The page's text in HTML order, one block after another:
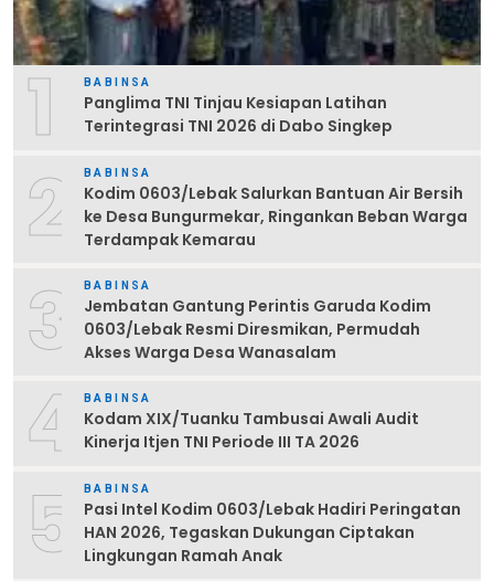
1 BABINSA
Panglima TNI Tinjau Kesiapan Latihan
Terintegrasi TNI 2026 di Dabo Singkep
2 BABINSA
Kodim 0603/Lebak Salurkan Bantuan Air Bersih
ke Desa Bungurmekar, Ringankan Beban Warga
Terdampak Kemarau
3 BABINSA
Jembatan Gantung Perintis Garuda Kodim
0603/Lebak Resmi Diresmikan, Permudah
Akses Warga Desa Wanasalam
4 BABINSA
Kodam XIX/Tuanku Tambusai Awali Audit
Kinerja Itjen TNI Periode III TA 2026
5 BABINSA
Pasi Intel Kodim 0603/Lebak Hadiri Peringatan
HAN 2026, Tegaskan Dukungan Ciptakan
Lingkungan Ramah Anak